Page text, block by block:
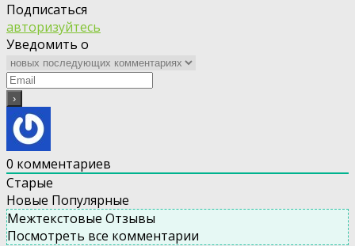
Подписаться
авторизуйтесь
Уведомить о
0 комментариев
Старые
Новые Популярные
Межтекстовые Отзывы
Посмотреть все комментарии